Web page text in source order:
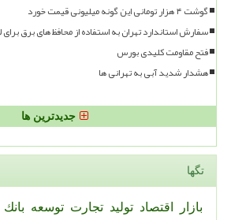
گوشت ۴ هزار تومانی این گونه میلیونی قیمت خورد
سفارش استاندارد تهران به استفاده از محافظ های برق برای
فتح مقاومت کلیدی بورس
هشدار شدید آبی به تهرانی ها
جدیدترین ها
تگها
بازار اقتصاد تولید تجارت توسعه بانك